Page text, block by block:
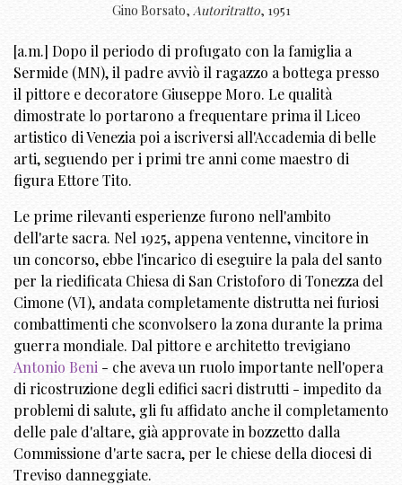
Gino Borsato, Autoritratto, 1951
[a.m.] Dopo il periodo di profugato con la famiglia a
Sermide (MN), il padre avviò il ragazzo a bottega presso
il pittore e decoratore Giuseppe Moro. Le qualità
dimostrate lo portarono a frequentare prima il Liceo
artistico di Venezia poi a iscriversi all'Accademia di belle
arti, seguendo per i primi tre anni come maestro di
figura Ettore Tito.
Le prime rilevanti esperienze furono nell'ambito
dell'arte sacra. Nel 1925, appena ventenne, vincitore in
un concorso, ebbe l'incarico di eseguire la pala del santo
per la riedificata Chiesa di San Cristoforo di Tonezza del
Cimone (VI), andata completamente distrutta nei furiosi
combattimenti che sconvolsero la zona durante la prima
guerra mondiale. Dal pittore e architetto trevigiano
Antonio Beni - che aveva un ruolo importante nell'opera
di ricostruzione degli edifici sacri distrutti - impedito da
problemi di salute, gli fu affidato anche il completamento
delle pale d'altare, già approvate in bozzetto dalla
Commissione d'arte sacra, per le chiese della diocesi di
Treviso danneggiate.